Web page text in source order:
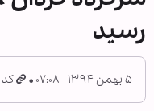
رسید
۵ بهمن ۱۳۹۴ - ۰۷:۰۸ کد